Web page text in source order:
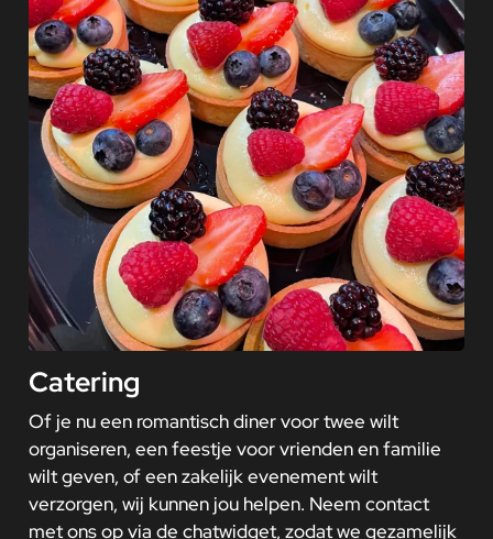
Catering
Of je nu een romantisch diner voor twee wilt
organiseren, een feestje voor vrienden en familie
wilt geven, of een zakelijk evenement wilt
verzorgen, wij kunnen jou helpen. Neem contact
met ons op via de chatwidget, zodat we gezamelijk